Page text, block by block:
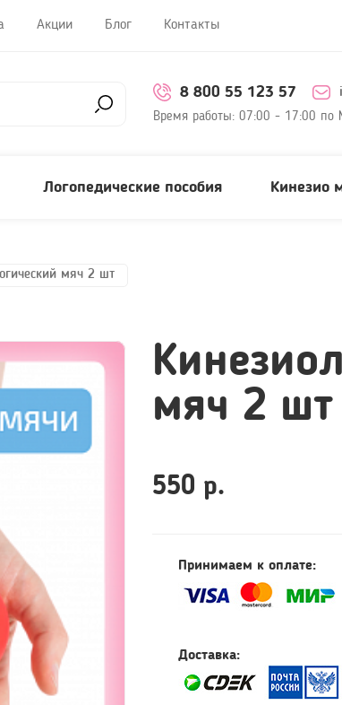
Акции Блог Контакты
8 800 55 123 57
Время работы: 07:00 - 17:00 по
Логопедические пособия Кинезио
мяч 2 шт
мяч 2 шт
550 р.
Принимаем к оплате:
Доставка: